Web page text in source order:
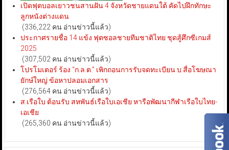
เปิดฟุตบอลเยาวชนสานฝัน 4 จังหวัดชายแดนใต้ คัดไปฝึกทักษะ
ลูกหนังต่างแดน
(336,222 คน อ่านข่าวนี้แล้ว)
ประกาศรายชื่อ 14 แข้ง ฟุตซอลชายทีมชาติไทย ชุดสู้ศึกซีเกมส์
2025
(307,502 คน อ่านข่าวนี้แล้ว)
โปรโมเตอร์ ร้อง “ก.ล.ต.” เพิกถอนการรับจดทะเบียน บ.สื่อโฆษณา
ยักษ์ใหญ่ ข้อหาปลอมเอกสาร
(276,564 คน อ่านข่าวนี้แล้ว)
ส.เรือใบ ต้อนรับ สหพันธ์เรือใบเอเชีย หารือพัฒนากีฬาเรือใบไทย-
เอเชีย
(265,360 คน อ่านข่าวนี้แล้ว)